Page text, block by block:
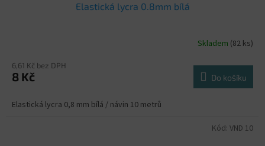
Elastická lycra 0.8mm bílá
Skladem (82 ks)
6,61 Kč bez DPH
8 Kč Do košíku
Elastická lycra 0,8 mm bílá / návin 10 metrů
Kód: VND 10